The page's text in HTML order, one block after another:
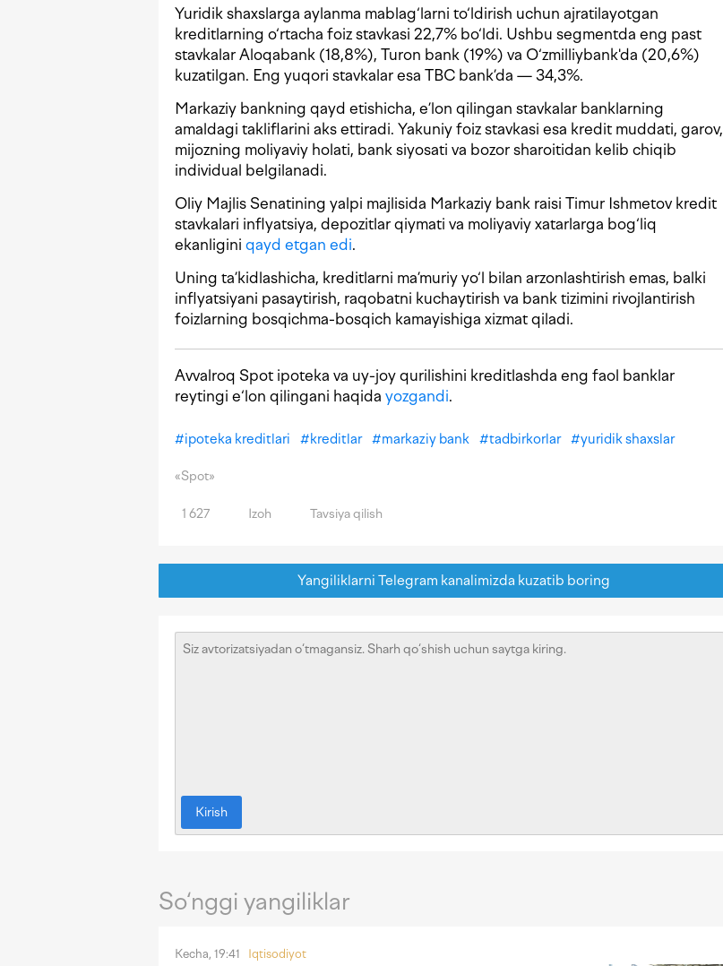
Yuridik shaxslarga aylanma mablag‘larni to‘ldirish uchun ajratilayotgan
kreditlarning o‘rtacha foiz stavkasi 22,7% bo‘ldi. Ushbu segmentda eng past
stavkalar Aloqabank (18,8%), Turon bank (19%) va O‘zmilliybank'da (20,6%)
kuzatilgan. Eng yuqori stavkalar esa TBC bank’da — 34,3%.
Markaziy bankning qayd etishicha, e’lon qilingan stavkalar banklarning
amaldagi takliflarini aks ettiradi. Yakuniy foiz stavkasi esa kredit muddati, garov,
mijozning moliyaviy holati, bank siyosati va bozor sharoitidan kelib chiqib
individual belgilanadi.
Oliy Majlis Senatining yalpi majlisida Markaziy bank raisi Timur Ishmetov kredit
stavkalari inflyatsiya, depozitlar qiymati va moliyaviy xatarlarga bog‘liq
ekanligini qayd etgan edi.
Uning ta’kidlashicha, kreditlarni ma’muriy yo‘l bilan arzonlashtirish emas, balki
inflyatsiyani pasaytirish, raqobatni kuchaytirish va bank tizimini rivojlantirish
foizlarning bosqichma-bosqich kamayishiga xizmat qiladi.
Avvalroq Spot ipoteka va uy-joy qurilishini kreditlashda eng faol banklar
reytingi e‘lon qilingani haqida yozgandi.
#ipoteka kreditlari #kreditlar #markaziy bank #tadbirkorlar #yuridik shaxslar
«Spot»
1 627 Izoh Tavsiya qilish
Yangiliklarni Telegram kanalimizda kuzatib boring
Kirish
So‘nggi yangiliklar
Kecha, 19:41 Iqtisodiyot